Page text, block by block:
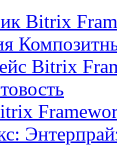
Bitrix
Bitrix